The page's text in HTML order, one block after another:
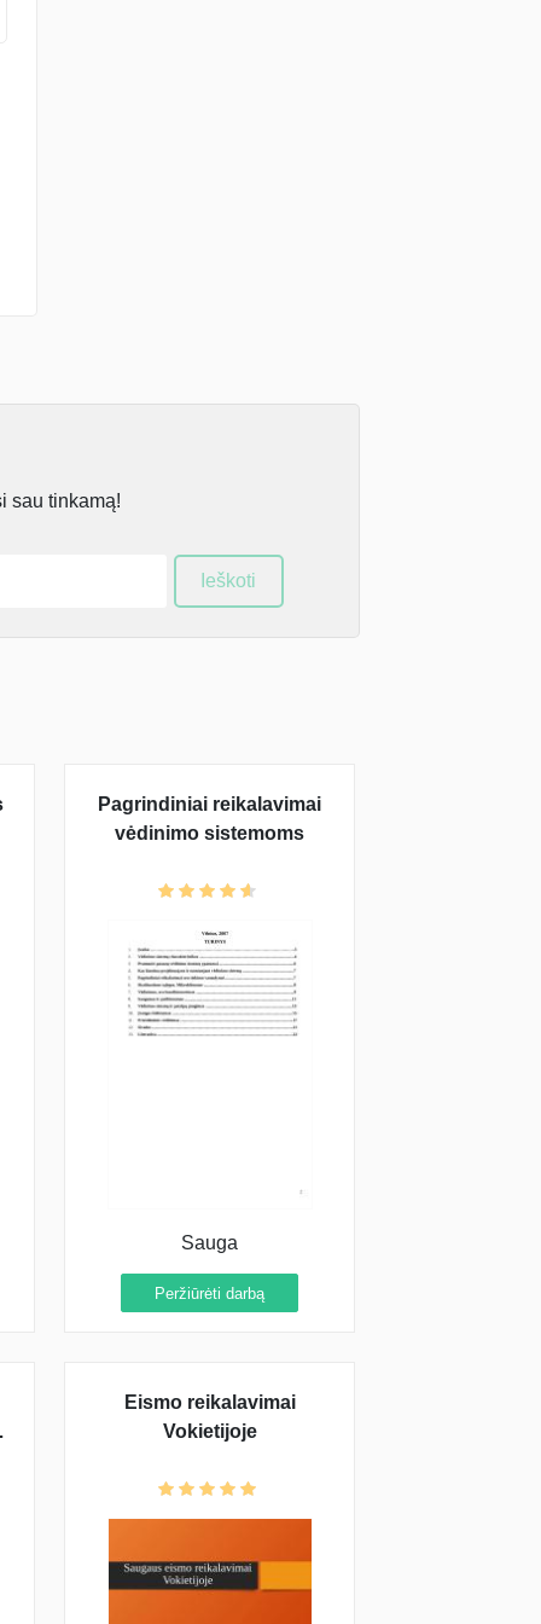
sau tinkamą!
Ieškoti
Pagrindiniai reikalavimai
vėdinimo sistemoms
Sauga
Peržiūrėti darbą
Eismo reikalavimai
Vokietijoje